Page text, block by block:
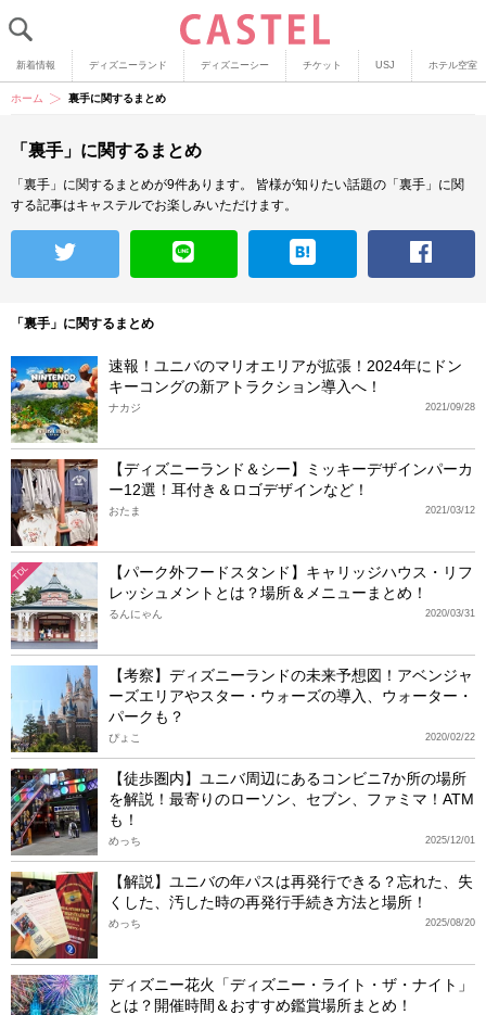
新着情報 ディズニーランド ディズニーシー チケット USJ ホテル空室
ホーム 裏手に関するまとめ
「裏手」に関するまとめ
「裏手」に関するまとめが9件あります。
皆様が知りたい話題の「裏手」に関
する記事はキャステルでお楽しみいただけます。
「裏手」に関するまとめ
速報！ユニバのマリオエリアが拡張！2024年にドン
キーコングの新アトラクション導入へ！
2021/09/28
ナカジ
【ディズニーランド＆シー】ミッキーデザインパーカ
ー12選！耳付き＆ロゴデザインなど！
2021/03/12
おたま
TDL
【パーク外フードスタンド】キャリッジハウス・リフ
レッシュメントとは？場所＆メニューまとめ！
2020/03/31
るんにゃん
【考察】ディズニーランドの未来予想図！アベンジャ
ーズエリアやスター・ウォーズの導入、ウォーター・
パークも？
2020/02/22
ぴょこ
【徒歩圏内】ユニバ周辺にあるコンビニ7か所の場所
を解説！最寄りのローソン、セブン、ファミマ！ATM
も！
2025/12/01
めっち
【解説】ユニバの年パスは再発行できる？忘れた、失
くした、汚した時の再発行手続き方法と場所！
2025/08/20
めっち
ディズニー花火「ディズニー・ライト・ザ・ナイト」
とは？開催時間＆おすすめ鑑賞場所まとめ！